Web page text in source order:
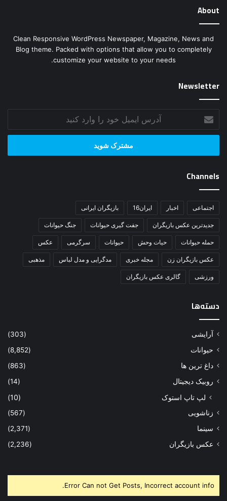
About
Clean Responsive WordPress Newspaper, Magazine, News and
Blog theme. Packed with options that allow you to completely
customize your website to your needs.
Newsletter
ایمیل
خود
وارد
Channels
اجتماعی اخبار ایران16 بازیگران ایرانی
جدیدترین عکس بازیگران جفت گیری حیوانات جنگ حیوانات
حمله حیوانات حیات وحش حیوانات سرگرمی عکس
عکس بازیگران زن مجله خبری مدگرایی و مدل لباس مذهبی
ورزشی گالری عکس بازیگران
دسته‌ها
آرایشی
(303)
حیوانات
(8,852)
داغ ترین ها
(863)
روبیک دیجیتال
(14)
لپ تاپ استوک (10)
زناشویی
(567)
سینما
(2,371)
عکس بازیگران
(2,236)
Error Can not Get Posts, Incorrect account info.